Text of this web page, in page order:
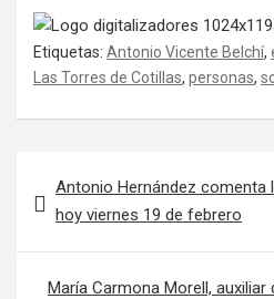
Etiquetas: Antonio Vicente Belchí,
Las Torres de Cotillas, personas,
Antonio Hernández comenta
hoy viernes 19 de febrero
María Carmona Morell,